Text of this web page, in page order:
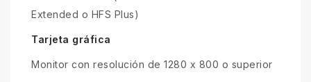
Extended o HFS Plus)
Tarjeta gráfica
Monitor con resolución de 1280 x 800 o superior